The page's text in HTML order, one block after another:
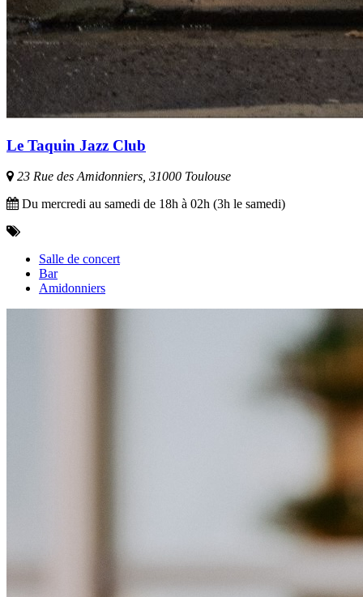
Le Taquin Jazz Club
23 Rue des Amidonniers, 31000 Toulouse
Du mercredi au samedi de 18h à 02h (3h le samedi)
Salle de concert
Bar
Amidonniers